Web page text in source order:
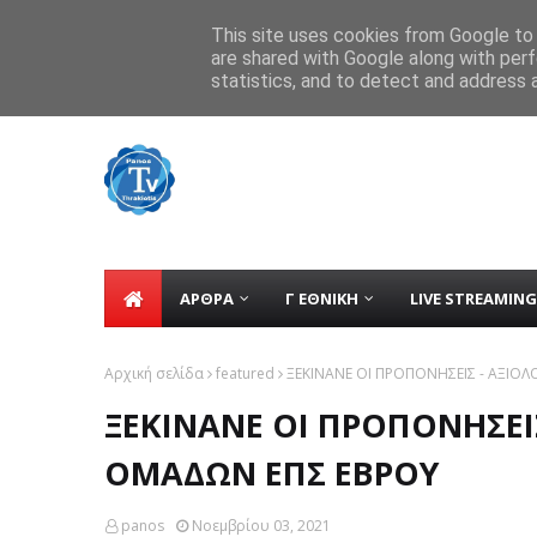
ΑΡΔΑΣ ΚΑΣΤΑΝΕΩΝ :Ξεκίνησε η
ΑΡΘΡΑ Γ ΕΘΝΙΚΗ LIVE STREAMING
Αρχική σελίδα featured ΞΕΚΙΝΑΝΕ ΟΙ ΠΡΟΠΟΝΗΣΕΙΣ -
ΞΕΚΙΝΑΝΕ ΟΙ
ΟΜΑΔΩΝ ΕΠΣ ΕΒΡΟΥ
panos Νοεμβρίου 03, 2021
This site uses cookies from Google
are shared with Google along with
statistics, and to detect and address